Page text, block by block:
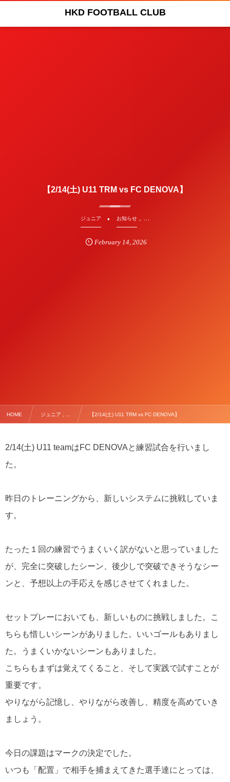
HKD FOOTBALL CLUB
【2/14(土) U11 TRM vs FC DENOVA】
ジュニア お知らせ, …
February 14, 2026
HOME ジュニア , … 【2/14(土) U11 TRM vs FC DENOVA】
2/14(土) U11 teamはFC DENOVAと練習試合を行いまし
た。
昨日のトレーニングから、新しいシステムに挑戦していま
す。
たった１回の練習でうまくいく訳がないと思っていました
が、完全に突破したシーン、後少しで突破できそうなシー
ンと、予想以上の手応えを感じさせてくれました。
セットプレーにおいても、新しいものに挑戦しました。こ
ちらも惜しいシーンがありました。 いいゴールもありまし
た。うまくいかないシーンもありました。
こちらもまずは覚えてくること、そして実践で試すことが
重要です。
やりながら記憶し、やりながら改善し、精度を高めていき
ましょう。
今日の課題はマークの決定でした。
いつも「配置」で相手を捕まえてきた選手達にとっては、